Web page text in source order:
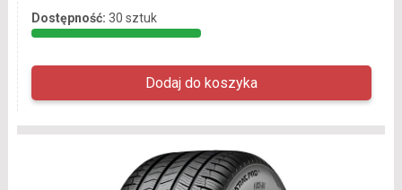
Dostępność: 30 sztuk